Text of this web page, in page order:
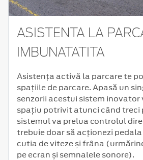
ASISTENTA LA
IMBUNATATITA
Asistența activă la parcare te
spațiile de parcare. Apasă un
senzorii acestui sistem
spațiu potrivit atunci când treci
sistemul va prelua controlul
trebuie doar să acționezi
cutia de viteze și frâna
pe ecran și semnalele sonore).